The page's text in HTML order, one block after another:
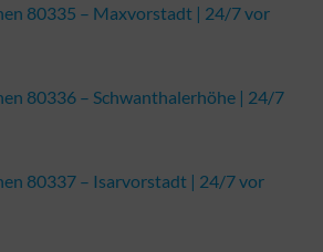
80335 – Maxvorstadt | 24/7 vor
80336 – Schwanthalerhöhe | 24/7
80337 – Isarvorstadt | 24/7 vor